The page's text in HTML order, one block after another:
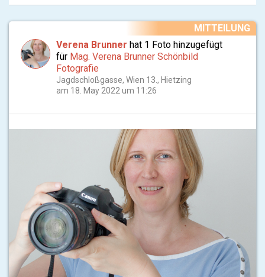
MITTEILUNG
Verena Brunner hat 1 Foto hinzugefügt
für Mag. Verena Brunner Schönbild
Fotografie
Jagdschloßgasse, Wien 13., Hietzing
am 18. May 2022 um 11:26